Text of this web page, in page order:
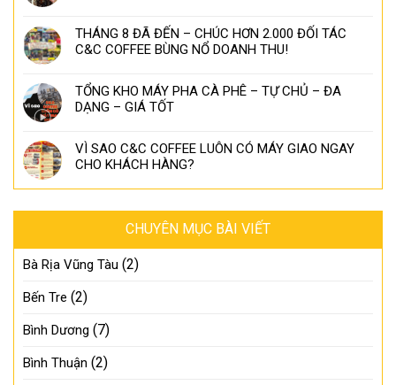
THÁNG 8 ĐÃ ĐẾN – CHÚC HƠN 2.000 ĐỐI TÁC
C&C COFFEE BÙNG NỔ DOANH THU!
TỔNG KHO MÁY PHA CÀ PHÊ – TỰ CHỦ – ĐA
DẠNG – GIÁ TỐT
VÌ SAO C&C COFFEE LUÔN CÓ MÁY GIAO NGAY
CHO KHÁCH HÀNG?
CHUYÊN MỤC BÀI VIẾT
Bà Rịa Vũng Tàu (2)
Bến Tre (2)
Bình Dương (7)
Bình Thuận (2)